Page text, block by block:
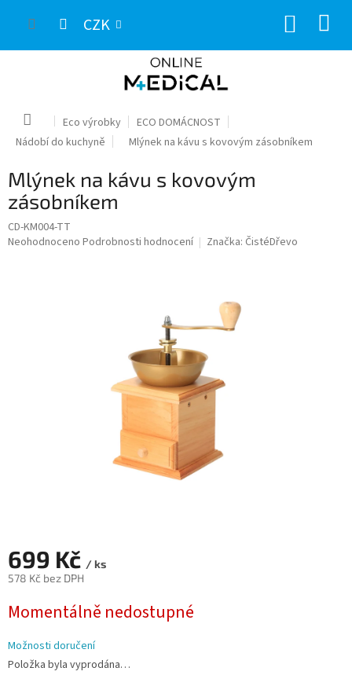
CZK
Domů Eco výrobky
ECO DOMÁCNOST
Nádobí do kuchyně
Mlýnek na kávu s kovovým zásobníkem
Mlýnek na kávu s kovovým
zásobníkem
CD-KM004-TT
Průměrné
Neohodnoceno Podrobnosti hodnocení Značka: ČistéDřevo
699 Kč / ks
578 Kč bez DPH
cena:
Momentálně nedostupné
Možnosti doručení
Položka byla vyprodána…